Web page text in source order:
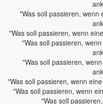
"Was soll passieren, wenn
"Was soll passieren, wenn
"Was soll passieren,
"Was soll passieren,
"Was soll passieren, wenn
"Was soll passieren, wenn
"Was soll